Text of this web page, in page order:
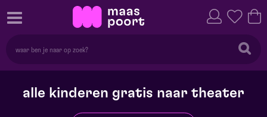
alle kinderen gratis naar theater